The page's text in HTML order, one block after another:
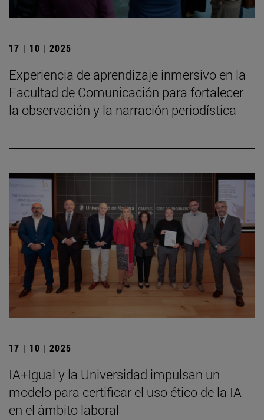
17 | 10 | 2025
Experiencia de aprendizaje inmersivo en la
Facultad de Comunicación para fortalecer
la observación y la narración periodística
17 | 10 | 2025
IA+Igual y la Universidad impulsan un
modelo para certificar el uso ético de la IA
en el ámbito laboral